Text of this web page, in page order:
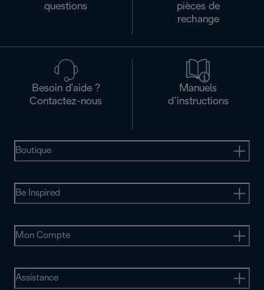
questions
pièces de
rechange
Besoin d'aide ?
Contactez-nous
Manuels
d’instructions
Boutique
Be Inspired
Mon Compte
Assistance